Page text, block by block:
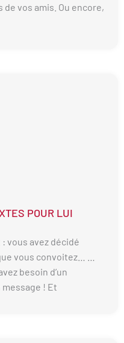
vos amis. Ou encore,
POUR LUI
: vous avez décidé
vous convoitez… …
besoin d’un
message ! Et